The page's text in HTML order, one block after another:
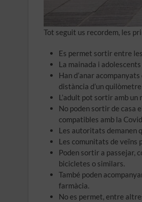
Tot seguit us recordem, les
Es permet sortir entre
La mainada i
Han d’anar
distància d’un
L’adult pot sortir amb un
No poden sortir de casa
compatibles amb la
Les autoritats demanen
Les comunitats de veïns
Poden sortir a passejar,
bicicletes o similars.
També poden
farmàcia.
No es permet, entre